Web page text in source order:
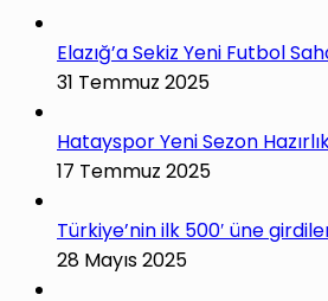
Elazığ’a Sekiz Yeni Futbol
31 Temmuz 2025
Hatayspor Yeni Sezon
17 Temmuz 2025
Türkiye’nin ilk 500′ üne
28 Mayıs 2025